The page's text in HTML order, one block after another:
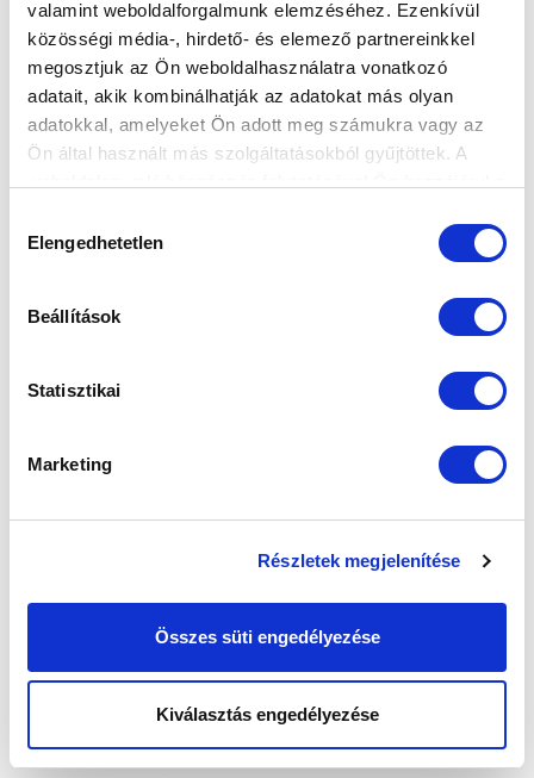
valamint weboldalforgalmunk elemzéséhez. Ezenkívül
közösségi média-, hirdető- és elemező partnereinkkel
megosztjuk az Ön weboldalhasználatra vonatkozó
adatait, akik kombinálhatják az adatokat más olyan
adatokkal, amelyeket Ön adott meg számukra vagy az
Ön által használt más szolgáltatásokból gyűjtöttek. A
kiválasztása
Elengedhetetlen
Beállítások
Statisztikai
Marketing
Részletek megjelenítése
Összes süti engedélyezése
Kiválasztás engedélyezése